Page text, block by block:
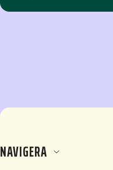
NAVIGERA